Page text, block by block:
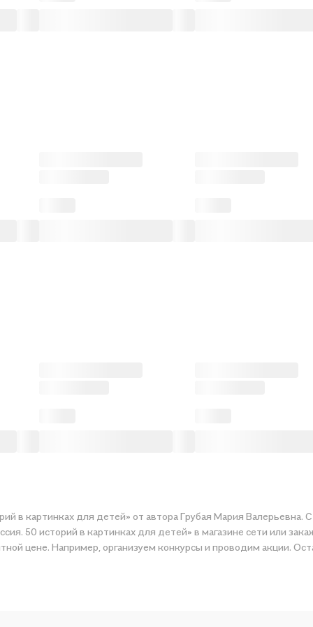
в картинках для детей» от автора Грубая Мария
50 историй в картинках для детей» в магазине сети или
историю по приятной цене. Например, организуем конкурсы и проводим